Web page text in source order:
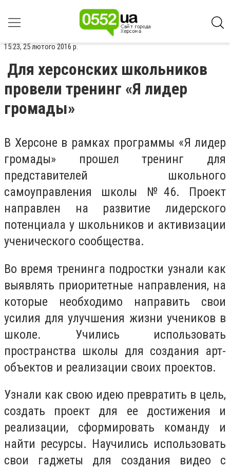
15:23, 25 лютого 2016 р.
Для херсонских школьников
провели тренинг «Я лидер
громады»
В Херсоне в рамках программы «Я лидер
громады» прошел тренинг для
представителей школьного
самоуправления школы №46. Проект
направлен на развитие лидерского
потенциала у школьников и активизации
ученического сообщества.
Во время тренинга подростки узнали как
выявлять приоритетные направления, на
которые необходимо направить свои
усилия для улучшения жизни учеников в
школе. Учились использовать
пространства школы для создания арт-
объектов и реализации своих проектов.
Узнали как свою идею превратить в цель,
создать проект для ее достижения и
реализации, сформировать команду и
найти ресурсы. Научились использовать
свои гаджеты для создания видео с